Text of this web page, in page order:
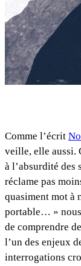
Comme l’écrit
veille, elle aussi.
à l’absurdité des
réclame pas
quasiment mot à
portable… »
de comprendre
l’un des enjeux
interrogations